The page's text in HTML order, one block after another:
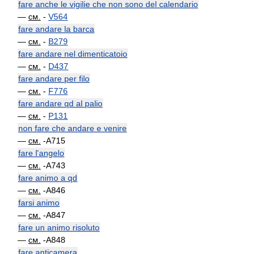
fare anche le vigilie che non sono del calendario
— см. - V564
fare andare la barca
— см. - B279
fare andare nel dimenticatoio
— см. - D437
fare andare per filo
— см. - F776
fare andare qd al palio
— см. - P131
non fare che andare e venire
— см. -A715
fare l'angelo
— см. -A743
fare animo a qd
— см. -A846
farsi animo
— см. -A847
fare un animo risoluto
— см. -A848